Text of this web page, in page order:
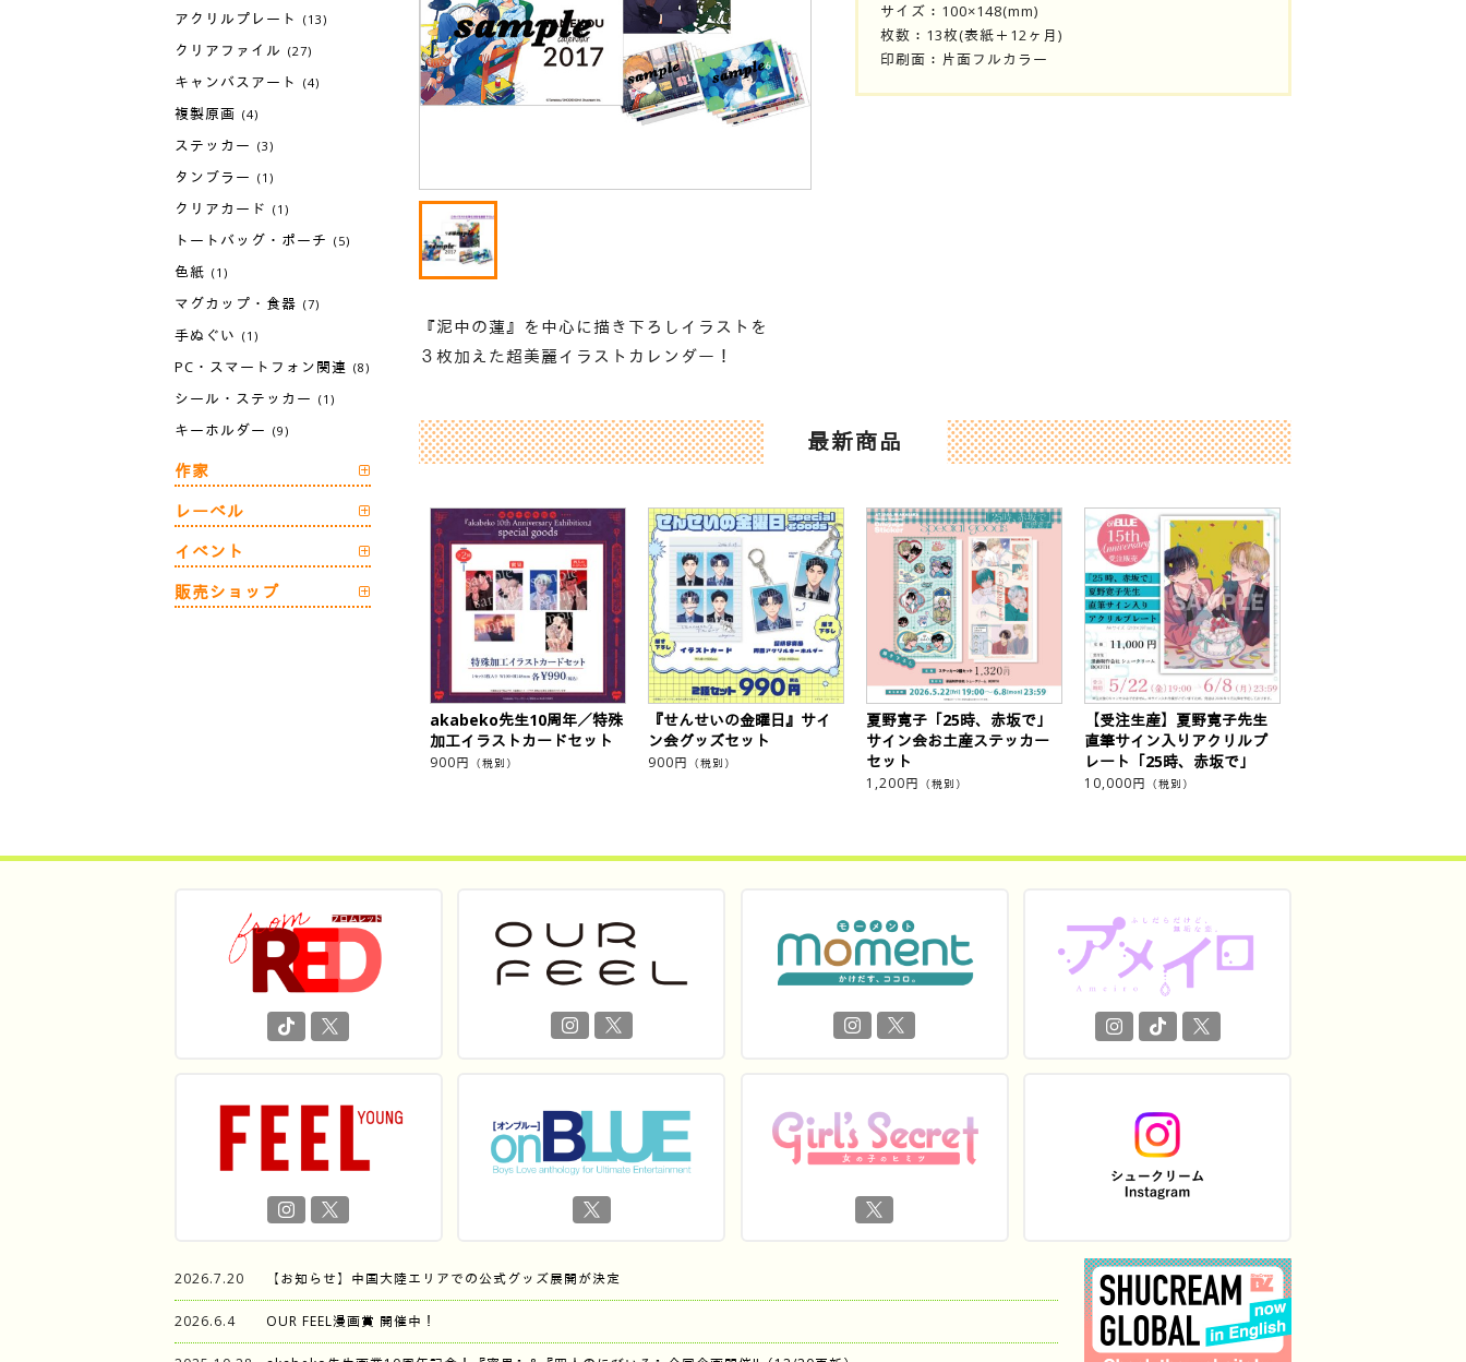
サイズ：100×148(mm)
枚数：13枚(表紙＋12ヶ月)
印刷面：片面フルカラー
『泥中の蓮』を中心に描き下ろしイラストを
３枚加えた超美麗イラストカレンダー！
最新商品
akabeko先生10周年／特殊
加工イラストカードセット
900円 （税別）
『せんせいの金曜日』サイ
ン会グッズセット
900円 （税別）
夏野寛子「25時、赤坂で」
サイン会お土産ステッカー
セット
1,200円 （税別）
【受注生産】夏野寛子先生
直筆サイン入りアクリルプ
レート「25時、赤坂で」
10,000円 （税別）
アクリルプレート (13)
クリアファイル (27)
キャンバスアート (4)
複製原画 (4)
ステッカー (3)
タンブラー (1)
クリアカード (1)
トートバッグ・ポーチ (5)
色紙 (1)
マグカップ・食器 (7)
手ぬぐい (1)
PC・スマートフォン関連 (8)
シール・ステッカー (1)
キーホルダー (9)
作家
レーベル
イベント
販売ショップ
2026.7.20 【お知らせ】中国大陸エリアでの公式グッズ展開が決定
2026.6.4 OUR FEEL漫画賞 開催中！